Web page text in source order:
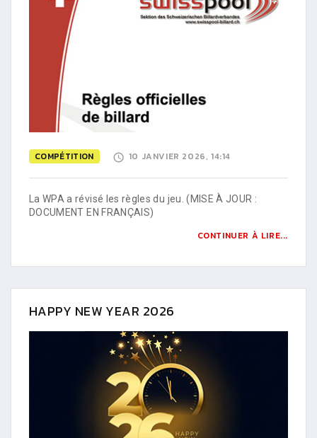
COMPÉTITION 10 JANVIER 2026, 14:14
La WPA a révisé les règles du jeu. (MISE À JOUR :
DOCUMENT EN FRANÇAIS)
CONTINUER À LIRE...
HAPPY NEW YEAR 2026